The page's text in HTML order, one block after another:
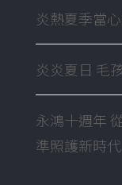
炎熱夏季當
炎炎夏日 毛
永鴻十週年
準照護新時代